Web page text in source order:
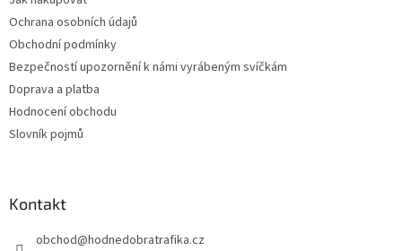
Ochrana osobních údajů
Obchodní podmínky
Bezpečností upozornění k námi vyrábeným svíčkám
Doprava a platba
Hodnocení obchodu
Slovník pojmů
Kontakt
obchod@hodnedobratrafika.cz